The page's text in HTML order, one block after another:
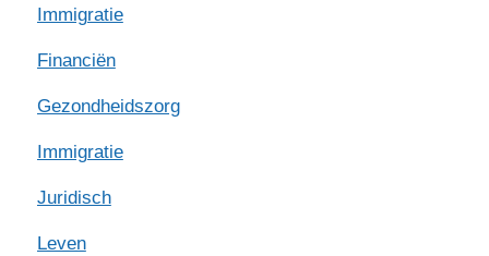
Immigratie
Financiën
Gezondheidszorg
Immigratie
Juridisch
Leven